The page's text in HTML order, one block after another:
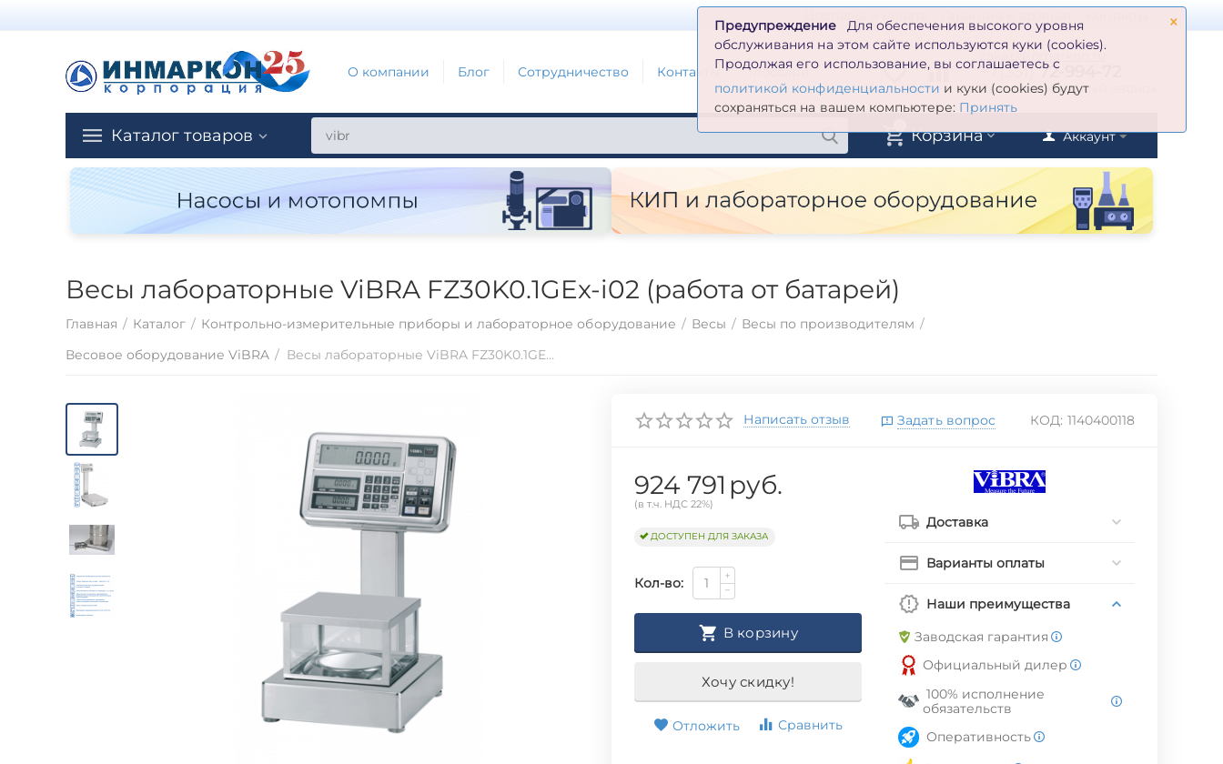
×
Предупреждение
Для обеспечения высокого уровня
обслуживания на этом сайте используются куки (cookies).
Продолжая его использование, вы соглашаетесь с
политикой конфиденциальности и куки (cookies) будут
сохраняться на вашем компьютере: Принять
О компании Блог Сотрудничество Контакты Глоссарий
zakaz@inmarkon.ru
+7(351)72-994-72
Заказать обратный звонок
Каталог товаров Аккаунт
Корзина
Весы лабораторные ViBRA FZ30K0.1GEx-i02 (работа от батарей)
Главная / Каталог / Контрольно-измерительные приборы и лабораторное оборудование / Весы / Весы по производителям /
Весовое оборудование ViBRA / Весы лабораторные ViBRA FZ30K0.1GEx-i02 (работа от батарей)
Написать отзыв Задать вопрос КОД: 1140400118
924 791 руб.
(в т.ч. НДС 22%)
ДОСТУПЕН ДЛЯ ЗАКАЗА
Кол-во:
+
−
В корзину
Хочу скидку!
Отложить Сравнить
Доставка
Варианты оплаты
Наши преимущества
Заводская гарантия
Официальный дилер
100% исполнение
обязательств
Оперативность